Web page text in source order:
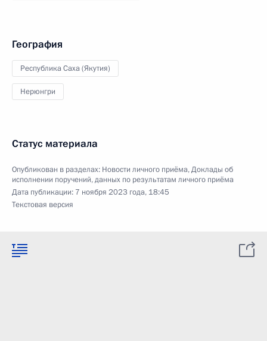
География
Республика Саха (Якутия)
Нерюнгри
Статус материала
Опубликован в разделах: Новости личного приёма,Доклады об
исполнении поручений, данных по результатам личного приёма
Дата публикации: 7 ноября 2023 года, 18:45
Текстовая версия